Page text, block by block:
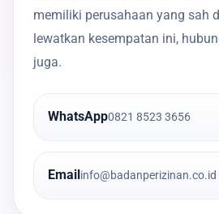
memiliki perusahaan yang sah
lewatkan kesempatan ini,
juga.
WhatsApp0821 8523 3656
Email info@badanperizinan.co.id